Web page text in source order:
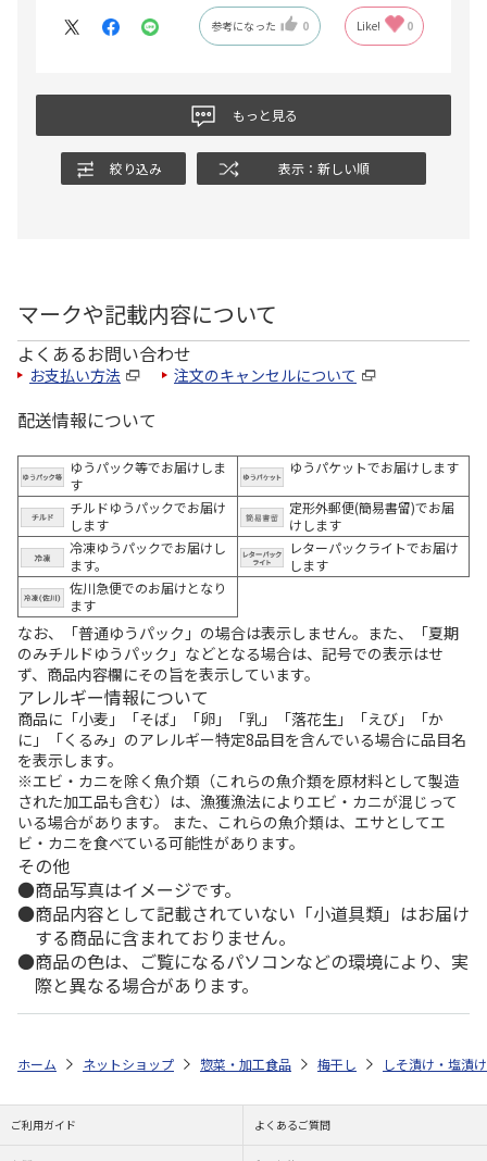
参考になった 0 Like! 0
もっと見る
絞り込み 表示：新しい順
マークや記載内容について
よくあるお問い合わせ
お支払い方法 注文のキャンセルについて
配送情報について
ゆうパック等でお届けしま
す
ゆうパケットでお届けします
チルドゆうパックでお届け
します
定形外郵便(簡易書留)でお届
けします
冷凍ゆうパックでお届けし
ます。
レターパックライトでお届け
します
佐川急便でのお届けとなり
ます
なお、「普通ゆうパック」の場合は表示しません。また、「夏期
のみチルドゆうパック」などとなる場合は、記号での表示はせ
ず、商品内容欄にその旨を表示しています。
アレルギー情報について
商品に「小麦」「そば」「卵」「乳」「落花生」「えび」「か
に」「くるみ」のアレルギー特定8品目を含んでいる場合に品目名
を表示します。
※エビ・カニを除く魚介類（これらの魚介類を原材料として製造
された加工品も含む）は、漁獲漁法によりエビ・カニが混じって
いる場合があります。 また、これらの魚介類は、エサとしてエ
ビ・カニを食べている可能性があります。
その他
商品写真はイメージです。
商品内容として記載されていない「小道具類」はお届け
する商品に含まれておりません。
商品の色は、ご覧になるパソコンなどの環境により、実
際と異なる場合があります。
ホーム ネットショップ 惣菜・加工食品 梅干し しそ漬け・塩漬
ご利用ガイド よくあるご質問